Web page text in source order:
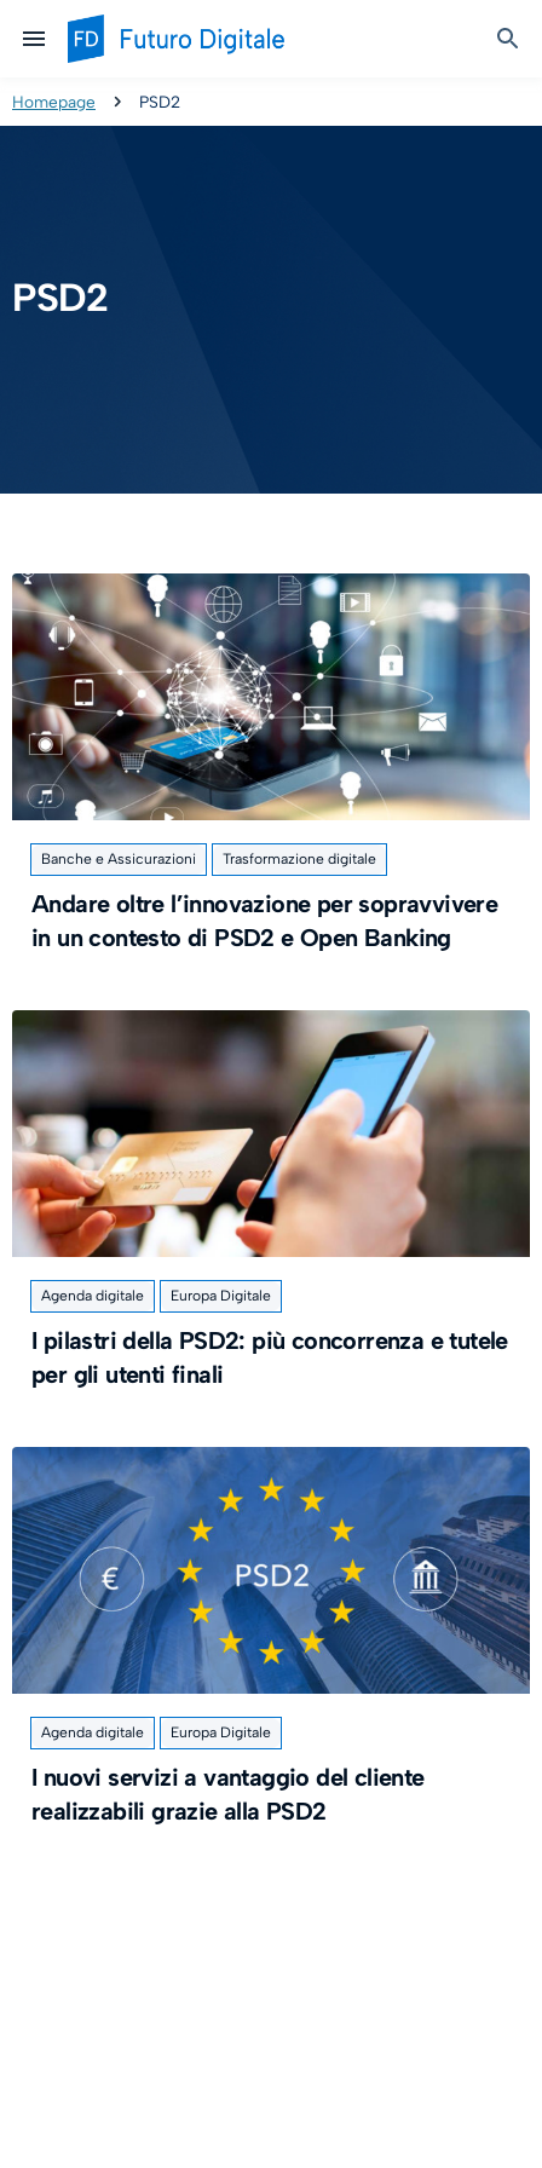
Homepage PSD2
PSD2
Banche e Assicurazioni Trasformazione digitale
Andare oltre l’innovazione per sopravvivere
in un contesto di PSD2 e Open Banking
Agenda digitale Europa Digitale
I pilastri della PSD2: più concorrenza e tutele
per gli utenti finali
Agenda digitale Europa Digitale
I nuovi servizi a vantaggio del cliente
realizzabili grazie alla PSD2